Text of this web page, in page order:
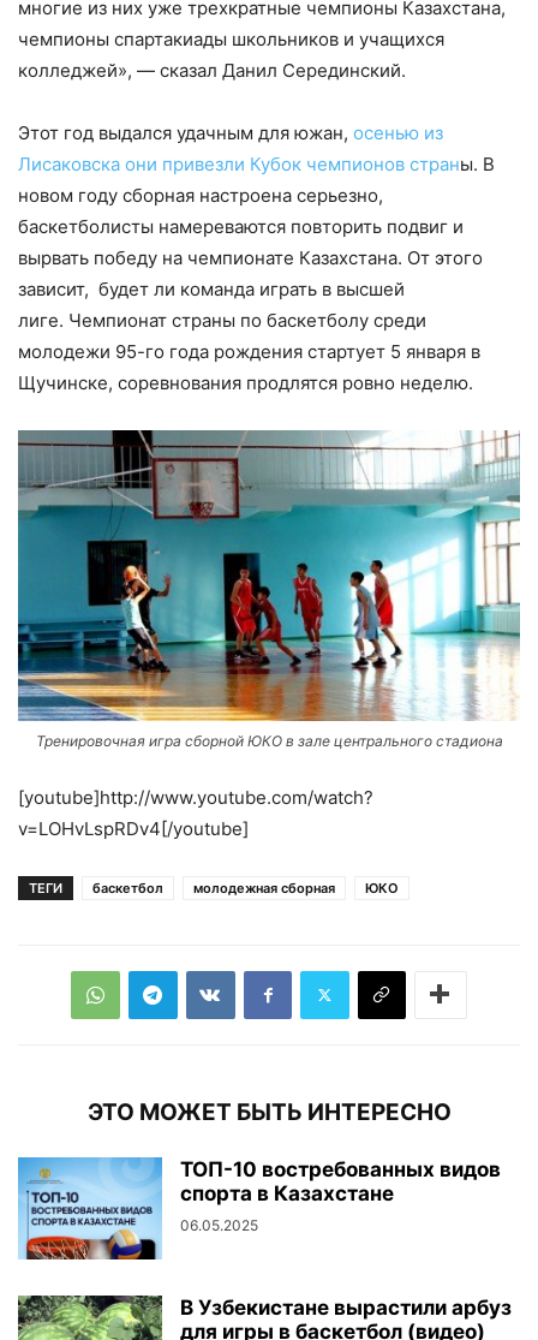
многие из них уже трехкратные чемпионы Казахстана,
чемпионы спартакиады школьников и учащихся
колледжей», — сказал Данил Серединский.
Этот год выдался удачным для южан, осенью из
Лисаковска они привезли Кубок чемпионов страны. В
новом году сборная настроена серьезно,
баскетболисты намереваются повторить подвиг и
вырвать победу на чемпионате Казахстана. От этого
зависит, будет ли команда играть в высшей
лиге. Чемпионат страны по баскетболу среди
молодежи 95-го года рождения стартует 5 января в
Щучинске, соревнования продлятся ровно неделю.
Тренировочная игра сборной ЮКО в зале центрального стадиона
[youtube]http://www.youtube.com/watch?
v=LOHvLspRDv4[/youtube]
ТЕГИ баскетбол молодежная сборная ЮКО
ЭТО МОЖЕТ БЫТЬ ИНТЕРЕСНО
ТОП-10 востребованных видов
спорта в Казахстане
06.05.2025
В Узбекистане вырастили арбуз
для игры в баскетбол (видео)